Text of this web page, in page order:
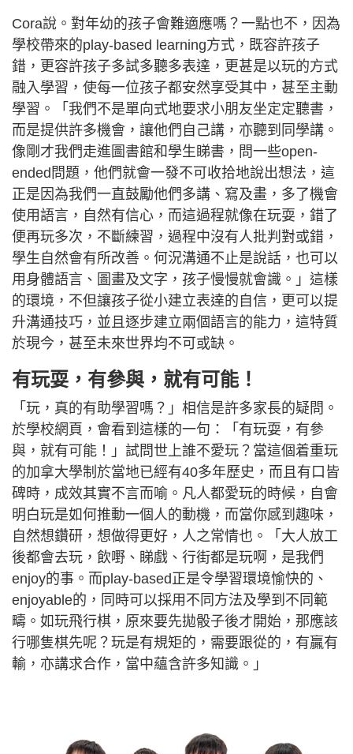
Cora說。對年幼的孩子會難適應嗎？一點也不，因為
學校帶來的play-based learning方式，既容許孩子
錯，更容許孩子多試多聽多表達，更甚是以玩的方式
融入學習，使每一位孩子都安然享受其中，甚至主動
學習。「我們不是單向式地要求小朋友坐定定聽書，
而是提供許多機會，讓他們自己講，亦聽到同學講。
像剛才我們走進圖書館和學生睇書，問一些open-
ended問題，他們就會一發不可收拾地說出想法，這
正是因為我們一直鼓勵他們多講、寫及畫，多了機會
使用語言，自然有信心，而這過程就像在玩耍，錯了
便再玩多次，不斷練習，過程中沒有人批判對或錯，
學生自然會有所改善。何況溝通不止是說話，也可以
用身體語言、圖畫及文字，孩子慢慢就會識。」這樣
的環境，不但讓孩子從小建立表達的自信，更可以提
升溝通技巧，並且逐步建立兩個語言的能力，這特質
於現今，甚至未來世界均不可或缺。
有玩耍，有參與，就有可能！
「玩，真的有助學習嗎？」相信是許多家長的疑問。
於學校網頁，會看到這樣的一句：「有玩耍，有參
與，就有可能！」試問世上誰不愛玩？當這個着重玩
的加拿大學制於當地已經有40多年歷史，而且有口皆
碑時，成效其實不言而喻。凡人都愛玩的時候，自會
明白玩是如何推動一個人的動機，而當你感到趣味，
自然想鑽研，想做得更好，人之常情也。「大人放工
後都會去玩，飲嘢、睇戲、行街都是玩啊，是我們
enjoy的事。而play-based正是令學習環境愉快的、
enjoyable的，同時可以採用不同方法及學到不同範
疇。如玩飛行棋，原來要先拋骰子後才開始，那應該
行哪隻棋先呢？玩是有規矩的，需要跟從的，有贏有
輸，亦講求合作，當中蘊含許多知識。」